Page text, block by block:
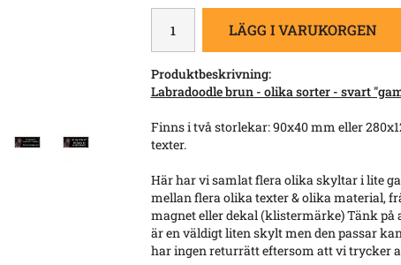
LÄGG I VARUKORGEN
Produktbeskrivning:
Labradoodle brun - olika sorter - svart
Finns i två storlekar: 90x40 mm eller
texter.
Här har vi samlat flera olika skyltar i lite
mellan flera olika texter & olika material,
magnet eller dekal (klistermärke) Tänk
är en väldigt liten skylt men den passar
har ingen returrätt eftersom att vi trycker